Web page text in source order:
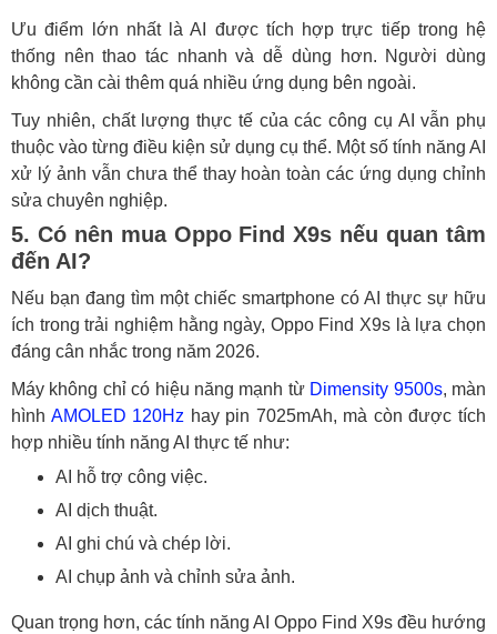
Ưu điểm lớn nhất là AI được tích hợp trực tiếp trong hệ
thống nên thao tác nhanh và dễ dùng hơn. Người dùng
không cần cài thêm quá nhiều ứng dụng bên ngoài.
Tuy nhiên, chất lượng thực tế của các công cụ AI vẫn phụ
thuộc vào từng điều kiện sử dụng cụ thể. Một số tính năng AI
xử lý ảnh vẫn chưa thể thay hoàn toàn các ứng dụng chỉnh
sửa chuyên nghiệp.
5. Có nên mua Oppo Find X9s nếu quan tâm
đến AI?
Nếu bạn đang tìm một chiếc smartphone có AI thực sự hữu
ích trong trải nghiệm hằng ngày, Oppo Find X9s là lựa chọn
đáng cân nhắc trong năm 2026.
Máy không chỉ có hiệu năng mạnh từ Dimensity 9500s, màn
hình AMOLED 120Hz hay pin 7025mAh, mà còn được tích
hợp nhiều tính năng AI thực tế như:
AI hỗ trợ công việc.
AI dịch thuật.
AI ghi chú và chép lời.
AI chụp ảnh và chỉnh sửa ảnh.
Quan trọng hơn, các tính năng AI Oppo Find X9s đều hướng